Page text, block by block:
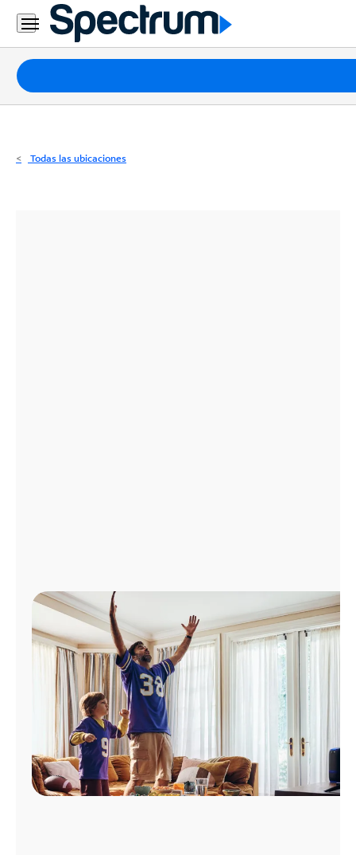
Residencial
Business
Paquetes
Internet
Todas las ubicaciones